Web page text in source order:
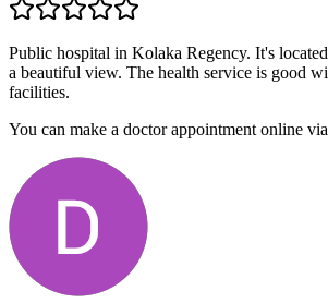
Public hospital in Kolaka Regency. It's
a beautiful view. The health service is good
facilities.
You can make a doctor appointment online